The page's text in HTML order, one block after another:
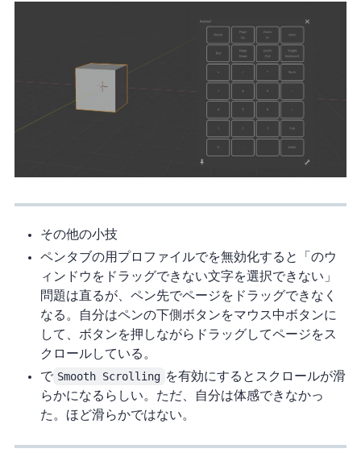
その他の小技
ペンタブの Chrome 用プロファイルで Windows Ink を無効化すると「Chrome のウ
ィンドウをドラッグできない / 文字を選択できない」
問題は直るが、ペン先で Web ページをドラッグできなく
なる。自分はペンの下側ボタンをマウス中ボタンに
して、ボタンを押しながらドラッグしてページをス
クロールしている。
で Smooth Scrolling を有効にするとスクロールが滑
らかになるらしい。ただ、自分は体感できなかっ
た。Firefox ほど滑らかではない。